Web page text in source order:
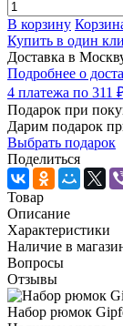
В корзину
Купить в один
Доставка в
Подробнее о
4 платежа по 311
Подарок при
Дарим подарок
Выбрать подарок
Поделиться
Товар
Описание
Характеристики
Наличие в
Вопросы
Отзывы
Набор рюмок